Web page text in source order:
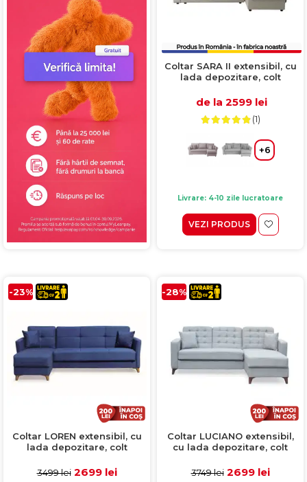
Coltar SARA II extensibil, cu
lada depozitare, colt
248x143x83 cm
de la 2599 lei
(1)
+6
Livrare: 4-10 zile lucratoare
VEZI PRODUS
-23%
Coltar LOREN extensibil, cu
lada depozitare, colt
240x143x85 cm
3499 lei 2699 lei
-28%
Coltar LUCIANO extensibil,
cu lada depozitare, colt
230x145x80 cm
3749 lei 2699 lei